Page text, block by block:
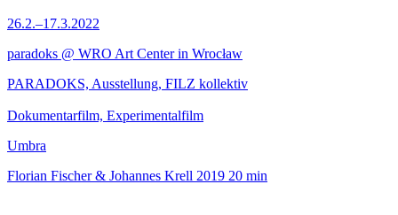
26.2.–17.3.2022
paradoks @ WRO Art Center in Wrocław
PARADOKS, Ausstellung, FILZ kollektiv
Dokumentarfilm, Experimentalfilm
Umbra
Florian Fischer & Johannes Krell 2019 20 min